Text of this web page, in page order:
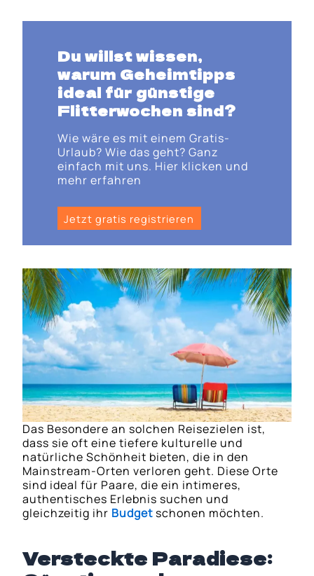
Du willst wissen,
warum Geheimtipps
ideal für günstige
Flitterwochen sind?
Wie wäre es mit einem Gratis-
Urlaub? Wie das geht? Ganz
einfach mit uns. Hier klicken und
mehr erfahren
Jetzt gratis registrieren
Das Besondere an solchen Reisezielen ist,
dass sie oft eine tiefere kulturelle und
natürliche Schönheit bieten, die in den
Mainstream-Orten verloren geht. Diese Orte
sind ideal für Paare, die ein intimeres,
authentisches Erlebnis suchen und
gleichzeitig ihr Budget schonen möchten.
Versteckte Paradiese: